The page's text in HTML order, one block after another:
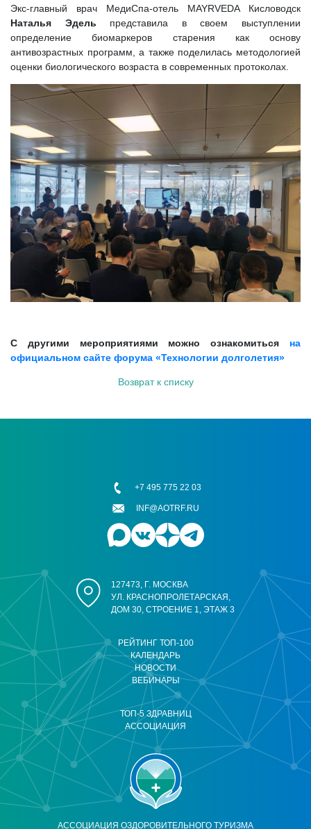
Экс-главный врач МедиСпа-отель MAYRVEDA Кисловодск
Наталья Эдель представила в своем выступлении
определение биомаркеров старения как основу
антивозрастных программ, а также поделилась методологией
оценки биологического возраста в современных протоколах.
С другими мероприятиями можно ознакомиться на
официальном сайте форума «Технологии долголетия»
Возврат к списку
АССОЦИАЦИЯ ОЗДОРОВИТЕЛЬНОГО ТУРИЗМА
РЕЙТИНГ ТОП-100
КАЛЕНДАРЬ
НОВОСТИ
ВЕБИНАРЫ
ТОП-5 ЗДРАВНИЦ
АССОЦИАЦИЯ
127473, Г. МОСКВА
УЛ. КРАСНОПРОЛЕТАРСКАЯ,
ДОМ 30, СТРОЕНИЕ 1, ЭТАЖ 3
+7 495 775 22 03
INF@AOTRF.RU